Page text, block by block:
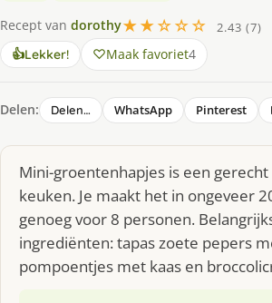
Recept van dorothy★★☆☆☆
2.43 (7)
👍Lekker! Maak favoriet4
Delen: Delen… WhatsApp Pinterest
Mini-groentenhapjes is een
keuken. Je maakt het in ongeveer
genoeg voor 8 personen.
ingrediënten: tapas zoete pepers
pompoentjes met kaas en